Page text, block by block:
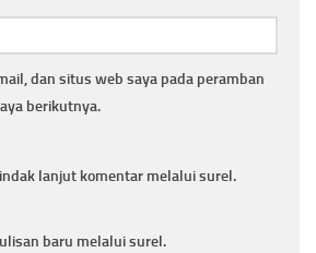
dan situs web saya pada peramban
berikutnya.
lanjut komentar melalui surel.
baru melalui surel.